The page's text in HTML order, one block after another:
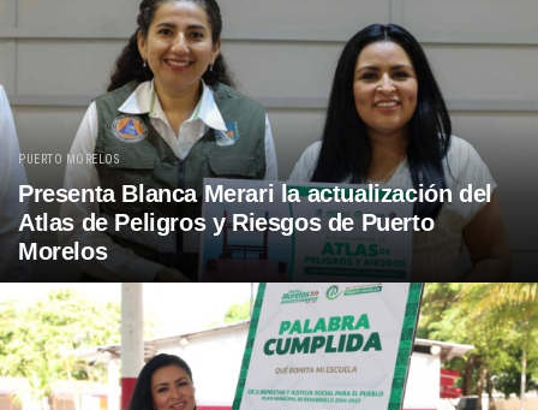
PUERTO MORELOS
Presenta Blanca Merari la actualización del
Atlas de Peligros y Riesgos de Puerto
Morelos